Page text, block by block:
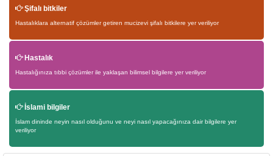
Şifalı bitkiler
Hastalıklara alternatif çözümler getiren mucizevi şifalı bitkilere yer veriliyor
Hastalık
Hastalığınıza tıbbi çözümler ile yaklaşan bilimsel bilgilere yer veriliyor
İslami bilgiler
İslam dininde neyin nasıl olduğunu ve neyi nasıl yapacağınıza dair bilgilere yer
veriliyor